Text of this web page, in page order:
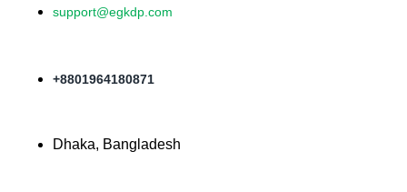
support@egkdp.com
+8801964180871
Dhaka, Bangladesh